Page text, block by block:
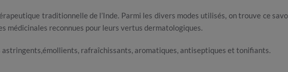
traditionnelle de l’Inde. Parmi les divers modes utilisés, on trouve ce
médicinales reconnues pour leurs vertus dermatologiques.
rafraîchissants, aromatiques, antiseptiques et tonifiants.